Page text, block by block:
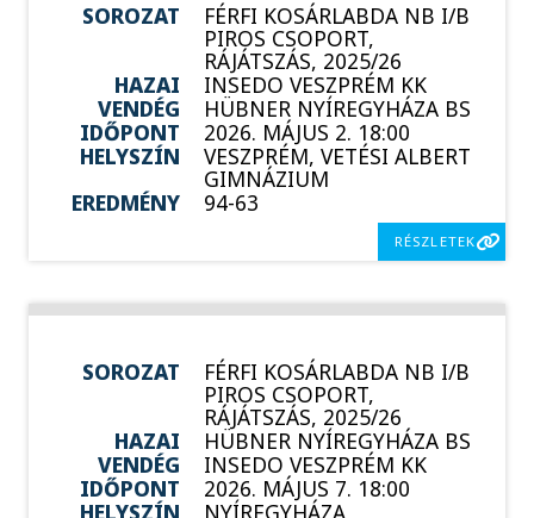
SOROZAT FÉRFI KOSÁRLABDA NB I/B
PIROS CSOPORT,
RÁJÁTSZÁS, 2025/26
HAZAI
INSEDO VESZPRÉM KK
VENDÉG
HÜBNER NYÍREGYHÁZA BS
IDŐPONT
2026. MÁJUS 2. 18:00
HELYSZÍN
VESZPRÉM, VETÉSI ALBERT
GIMNÁZIUM
EREDMÉNY
94-63
RÉSZLETEK
SOROZAT FÉRFI KOSÁRLABDA NB I/B
PIROS CSOPORT,
RÁJÁTSZÁS, 2025/26
HAZAI
HÜBNER NYÍREGYHÁZA BS
VENDÉG
INSEDO VESZPRÉM KK
IDŐPONT
2026. MÁJUS 7. 18:00
HELYSZÍN
NYÍREGYHÁZA,